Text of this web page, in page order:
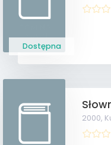
Dostępna
2000,